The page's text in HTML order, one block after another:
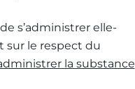
s’administrer elle-
sur le respect du
la substance